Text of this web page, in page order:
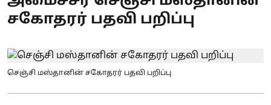
சகோதரர் பதவி பறிப்பு
செஞ்சி மஸ்தானின் சகோதரர் பதவி பறிப்பு